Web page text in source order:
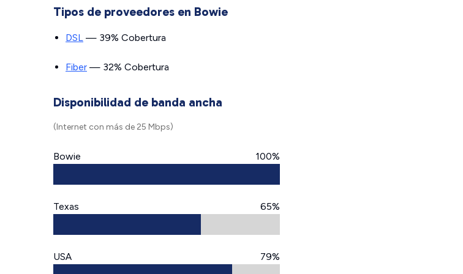
Tipos de proveedores en Bowie
DSL — 39% Cobertura
Fiber — 32% Cobertura
Disponibilidad de banda ancha
(Internet con más de 25 Mbps)
Bowie 100%
Texas 65%
USA 79%